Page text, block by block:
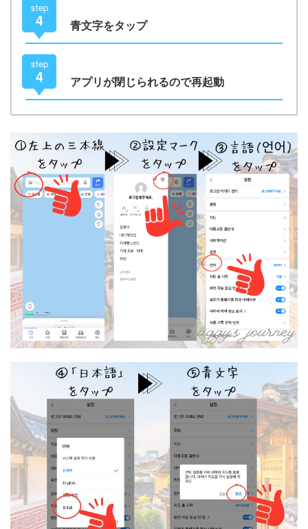
step
4 青文字をタップ
step
4 アプリが閉じられるので再起動